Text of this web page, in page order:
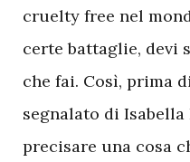
cruelty free nel
certe battaglie, devi
che fai. Così, prima
segnalato di
precisare una cosa